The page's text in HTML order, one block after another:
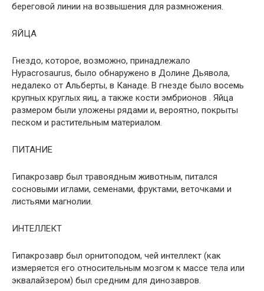
береговой линии на возвышения для размножения.
ЯЙЦА
Гнездо, которое, возможно, принадлежало
Hypacrosaurus, было обнаружено в Долине Дьявола,
недалеко от Альберты, в Канаде. В гнезде было восемь
крупных круглых яиц, а также кости эмбрионов . Яйца
размером были уложены рядами и, вероятно, покрыты
песком и растительным материалом.
ПИТАНИЕ
Гипакрозавр был травоядным животным, питался
сосновыми иглами, семенами, фруктами, веточками и
листьями магнолии.
ИНТЕЛЛЕКТ
Гипакрозавр был орнитоподом, чей интеллект (как
измеряется его относительным мозгом к массе тела или
эквалайзером) был средним для динозавров.